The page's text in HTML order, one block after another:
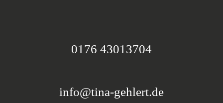
0176 43013704
info@tina-gehlert.de